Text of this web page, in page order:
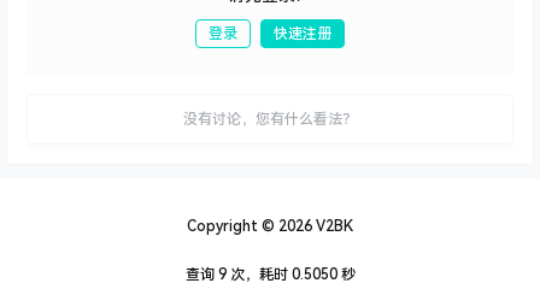
登录 快速注册
没有讨论，您有什么看法？
Copyright © 2026 V2BK
查询 9 次，耗时 0.5050 秒